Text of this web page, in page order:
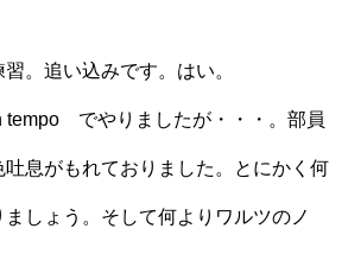
。追い込みです。はい。
でやりましたが・・・。部員
息がもれておりました。とにかく何
しょう。そして何よりワルツのノ